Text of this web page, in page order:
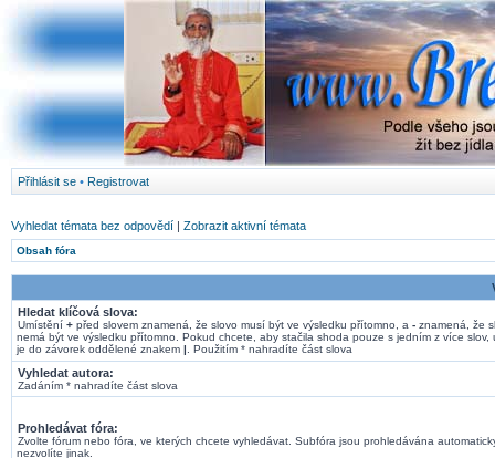
Přihlásit se • Registrovat
Vyhledat témata bez odpovědí | Zobrazit aktivní témata
Obsah fóra
Hledat klíčová slova:
Umístění + před slovem znamená, že slovo musí být ve výsledku přítomno, a - znamená, že
nemá být ve výsledku přítomno. Pokud chcete, aby stačila shoda pouze s jedním z více slov,
je do závorek oddělené znakem | . Použitím * nahradíte část slova
Vyhledat autora:
Zadáním * nahradíte část slova
Prohledávat fóra:
Zvolte fórum nebo fóra, ve kterých chcete vyhledávat. Subfóra jsou prohledávána
nezvolíte jinak.